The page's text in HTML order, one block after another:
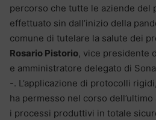
percorso che tutte le aziende del
effettuato sin dall’inizio della
comune di tutelare la salute dei
Rosario Pistorio, vice presidente
e amministratore delegato di
-. L’applicazione di protocolli
ha permesso nel corso
i processi produttivi in totale